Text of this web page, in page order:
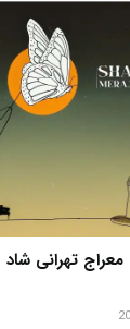
معراج تهرانی شاد